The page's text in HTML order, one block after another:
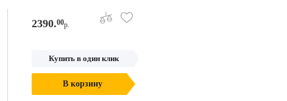
2390.00р.
Купить в один клик
В корзину